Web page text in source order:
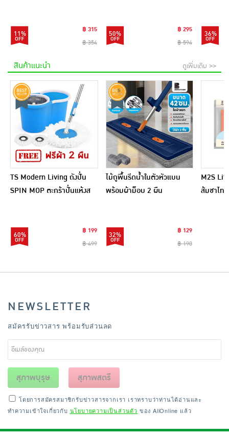
11%
฿ 315
฿ 354
50%
฿ 295
฿ 594
36%
สินค้าแนะนำ ดูเพิ่มเติม >>
TS Modern Living ถังปั่น
SPIN MOP ตะกร้าปั่นแห้งส
60%
฿ 199
฿ 499
ไม้ถูพื้นรีดน้ำในตัวหัวแบน
พร้อมผ้าม็อบ 2 ผืน
32%
฿ 129
฿ 190
M2S
ส้มชาไท
NEWSLETTER
สมัครรับข่าวสาร พร้อมรับส่วนลด
สุภาพบุรุษ สุภาพสตรี
โดยการสมัครสมาชิกรับข่าวสารจากเรา เราทราบว่าท่านได้อ่านและ
ทำความเข้าใจเกี่ยวกับ นโยบายความเป็นส่วนตัว ของ AllOnline แล้ว